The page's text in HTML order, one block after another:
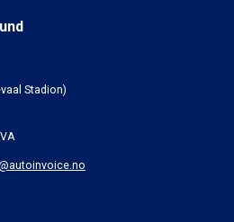
Stadion)